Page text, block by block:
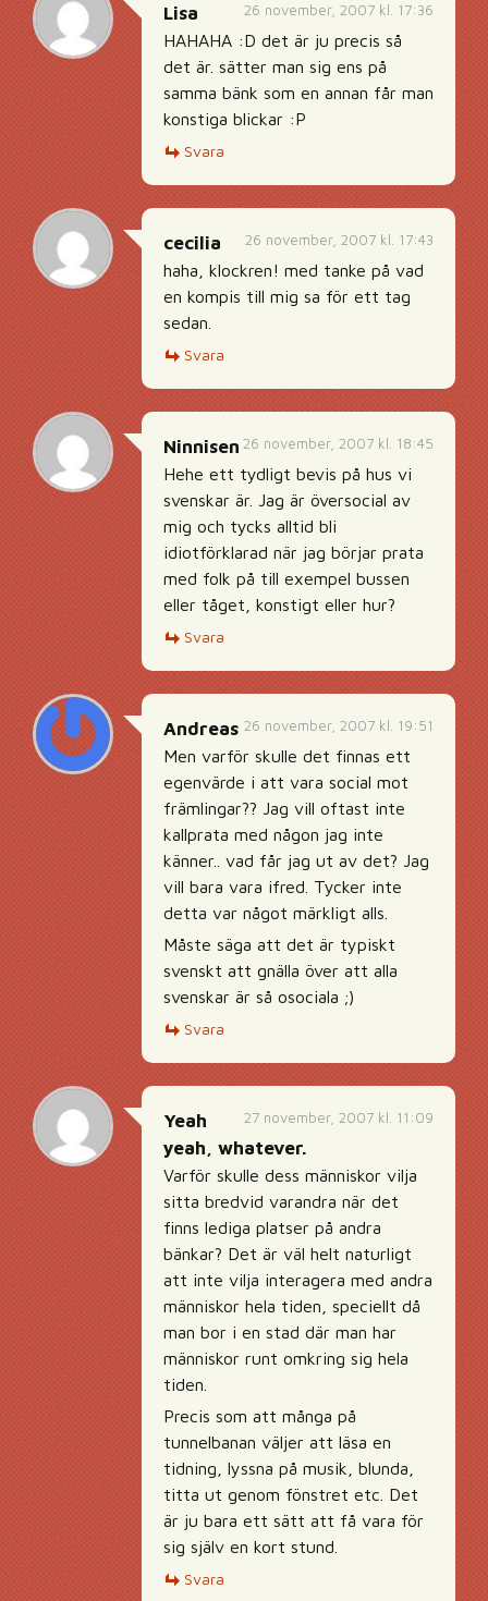
26 november, 2007 kl. 17:36
Lisa
HAHAHA :D det är ju precis så
det är. sätter man sig ens på
samma bänk som en annan får man
konstiga blickar :P
Svara
26 november, 2007 kl. 17:43
cecilia
haha, klockren! med tanke på vad
en kompis till mig sa för ett tag
sedan.
Svara
26 november, 2007 kl. 18:45
Ninnisen
Hehe ett tydligt bevis på hus vi
svenskar är. Jag är översocial av
mig och tycks alltid bli
idiotförklarad när jag börjar prata
med folk på till exempel bussen
eller tåget, konstigt eller hur?
Svara
26 november, 2007 kl. 19:51
Andreas
Men varför skulle det finnas ett
egenvärde i att vara social mot
främlingar?? Jag vill oftast inte
kallprata med någon jag inte
känner.. vad får jag ut av det? Jag
vill bara vara ifred. Tycker inte
detta var något märkligt alls.
Måste säga att det är typiskt
svenskt att gnälla över att alla
svenskar är så osociala ;)
Svara
27 november, 2007 kl. 11:09
Yeah
yeah, whatever.
Varför skulle dess människor vilja
sitta bredvid varandra när det
finns lediga platser på andra
bänkar? Det är väl helt naturligt
att inte vilja interagera med andra
människor hela tiden, speciellt då
man bor i en stad där man har
människor runt omkring sig hela
tiden.
Precis som att många på
tunnelbanan väljer att läsa en
tidning, lyssna på musik, blunda,
titta ut genom fönstret etc. Det
är ju bara ett sätt att få vara för
sig själv en kort stund.
Svara